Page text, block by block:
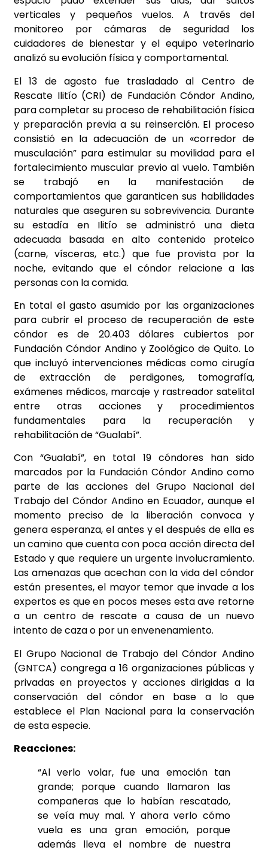
verticales y pequeños vuelos. A través del
monitoreo por cámaras de seguridad los
cuidadores de bienestar y el equipo veterinario
analizó su evolución física ycomportamental.
El 13 de agosto fue trasladado al Centro de
Rescate Ilitío (CRI) de Fundación Cóndor Andino,
para completar su proceso de rehabilitación física
y preparación previa a su reinserción. El proceso
consistió en la adecuación de un «corredor de
musculación” para estimular su movilidad para el
fortalecimiento muscular previo al vuelo. También
se trabajó en la manifestación de
comportamientos que garanticen sus habilidades
naturales que aseguren su sobrevivencia. Durante
su estadía en Ilitío se administró una dieta
adecuada basada en alto contenido proteico
(carne, vísceras, etc.) que fue provista por la
noche, evitando que el cóndor relacione a las
personas con la comida.
En total el gasto asumido por las organizaciones
para cubrir el proceso de recuperación de este
cóndor es de 20.403 dólares cubiertos por
Fundación Cóndor Andino y Zoológico de Quito. Lo
que incluyó intervenciones médicas como cirugía
de extracción de perdigones, tomografía,
exámenes médicos, marcaje y rastreador satelital
entre otras acciones y procedimientos
fundamentales para la recuperación y
rehabilitación de “Gualabí”.
Con “Gualabí”, en total 19 cóndores han sido
marcados por la Fundación Cóndor Andino como
parte de las acciones del Grupo Nacional del
Trabajo del Cóndor Andino en Ecuador, aunque el
momento preciso de la liberación convoca y
genera esperanza, el antes y el después de ella es
un camino que cuenta con poca acción directa del
Estado y que requiere un urgente involucramiento.
Las amenazas que acechan con la vida del cóndor
están presentes, el mayor temor que invade a los
expertos es que en pocos meses esta ave retorne
a un centro de rescate a causa de un nuevo
intento de caza o por un envenenamiento.
El Grupo Nacional de Trabajo del Cóndor Andino
(GNTCA) congrega a 16 organizaciones públicas y
privadas en proyectos y acciones dirigidas a la
conservación del cóndor en base a lo que
establece el Plan Nacional para la conservación
de esta especie.
Reacciones:
“Al verlo volar, fue una emoción tan
grande; porque cuando llamaron las
compañeras que lo habían rescatado,
se veía muy mal. Y ahora verlo cómo
vuela es una gran emoción, porque
además lleva el nombre de nuestra